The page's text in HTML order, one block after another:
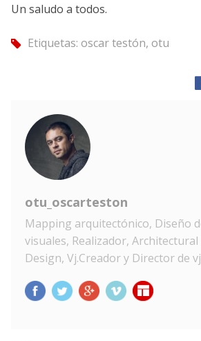
Un saludo a todos.
tag Etiquetas: oscar testón, otu
otu_oscarteston
Mapping arquitectónico, Diseño
visuales, Realizador,
Design, Vj.Creador y Director de